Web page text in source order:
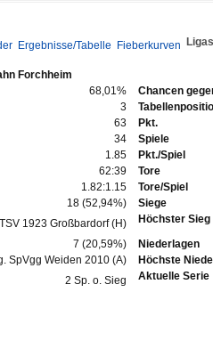
Ergebnisse/Tabelle Fieberkurven
Forchheim
68,01%
Chancen
3
63
Pkt.
34
Spiele
1.85
Pkt./Spiel
62:39
Tore
1.82:1.15
Tore/Spiel
18 (52,94%)
Siege
1923 Großbardorf (H)
Höchster Sieg
7 (20,59%)
Niederlagen
SpVgg Weiden 2010 (A)
Höchste
2 Sp. o. Sieg
Aktuelle Serie